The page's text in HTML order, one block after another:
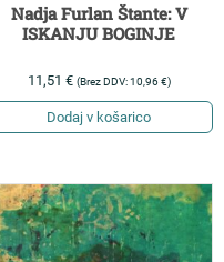
Nadja Furlan Štante: V
ISKANJU BOGINJE
11,51 € (Brez DDV:10,96€)
Dodaj v košarico